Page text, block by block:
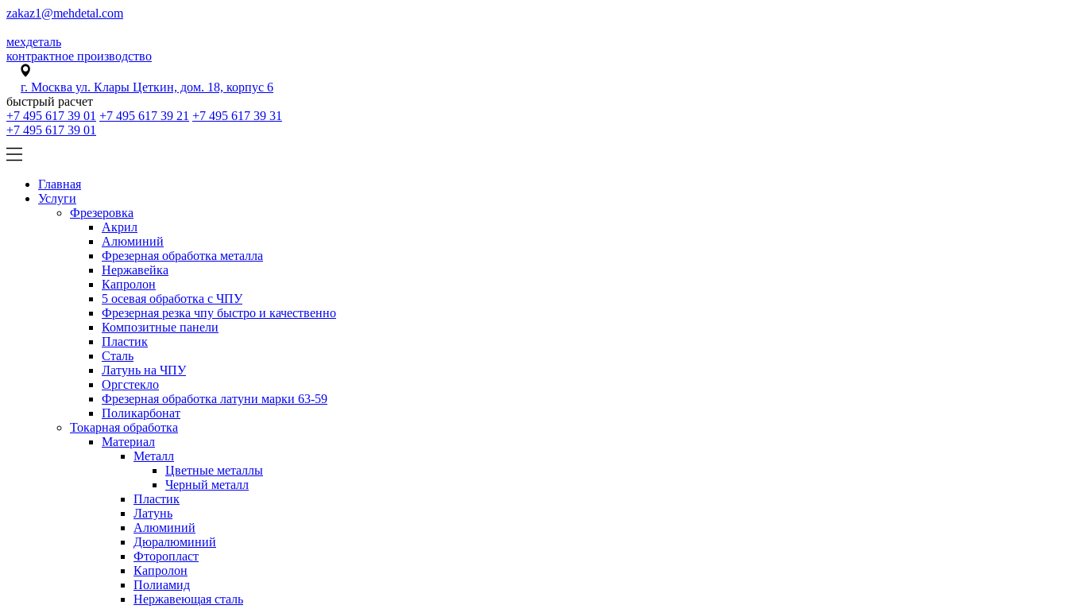
zakaz1@mehdetal.com
мехдеталь
контрактное производство
г. Москва ул. Клары Цеткин, дом. 18, корпус 6
быстрый расчет
+7 495 617 39 01 +7 495 617 39 21 +7 495 617 39 31
+7 495 617 39 01
Главная
Услуги
Фрезеровка
Акрил
Алюминий
Фрезерная обработка металла
Нержавейка
Капролон
5 осевая обработка с ЧПУ
Фрезерная резка чпу быстро и качественно
Композитные панели
Пластик
Сталь
Латунь на ЧПУ
Оргстекло
Фрезерная обработка латуни марки 63-59
Поликарбонат
Токарная обработка
Материал
Металл
Цветные металлы
Черный металл
Пластик
Латунь
Алюминий
Дюралюминий
Фторопласт
Капролон
Полиамид
Нержавеющая сталь